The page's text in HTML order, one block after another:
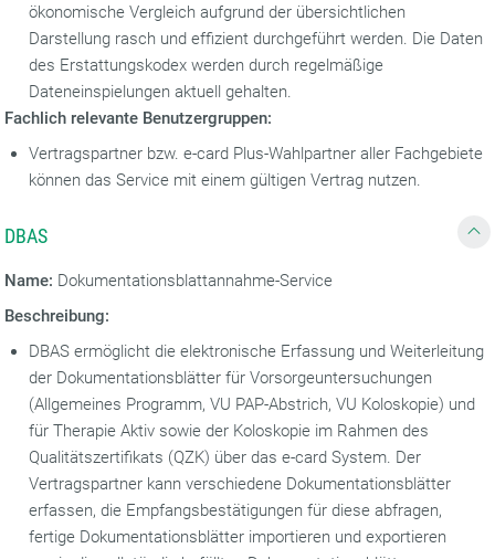
ökonomische Vergleich aufgrund der übersichtlichen
Darstellung rasch und effizient durchgeführt werden. Die Daten
des Erstattungskodex werden durch regelmäßige
Dateneinspielungen aktuell gehalten.
Fachlich relevante Benutzergruppen:
Vertragspartner bzw. e-card Plus-Wahlpartner aller Fachgebiete
können das Service mit einem gültigen Vertrag nutzen.
DBAS
Name: Dokumentationsblattannahme-Service
Beschreibung:
DBAS ermöglicht die elektronische Erfassung und Weiterleitung
der Dokumentationsblätter für Vorsorgeuntersuchungen
(Allgemeines Programm, VU PAP-Abstrich, VU Koloskopie) und
für Therapie Aktiv sowie der Koloskopie im Rahmen des
Qualitätszertifikats (QZK) über das e-card System. Der
Vertragspartner kann verschiedene Dokumentationsblätter
erfassen, die Empfangsbestätigungen für diese abfragen,
fertige Dokumentationsblätter importieren und exportieren